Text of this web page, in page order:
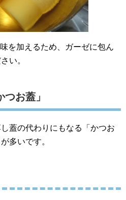
を加えるため、ガーゼに包ん
い。
お蓋」
蓋の代わりにもなる「かつお
多いです。